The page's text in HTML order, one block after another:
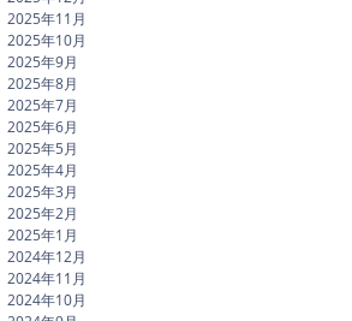
2025年11月
2025年10月
2025年9月
2025年8月
2025年7月
2025年6月
2025年5月
2025年4月
2025年3月
2025年2月
2025年1月
2024年12月
2024年11月
2024年10月